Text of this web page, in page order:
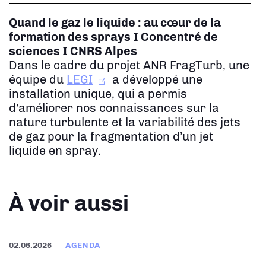
Quand le gaz le liquide : au cœur de la
formation des sprays I Concentré de
sciences I CNRS Alpes
Dans le cadre du projet ANR FragTurb, une
équipe du LEGI
a développé une
installation unique, qui a permis
d’améliorer nos connaissances sur la
nature turbulente et la variabilité des jets
de gaz pour la fragmentation d’un jet
liquide en spray.
À voir aussi
02.06.2026 AGENDA